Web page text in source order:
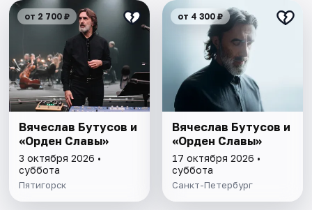
от 2 700 ₽
Вячеслав Бутусов и
«Орден Славы»
3 октября 2026 •
суббота
Пятигорск
от 4 300 ₽
Вячеслав Бутусов и
«Орден Славы»
17 октября 2026 •
суббота
Санкт-Петербург